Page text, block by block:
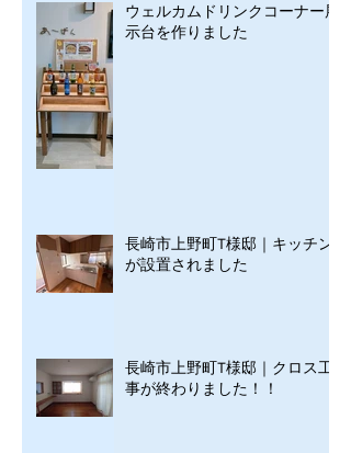
ウェルカムドリンクコーナー展
示台を作りました
長崎市上野町T様邸｜キッチン
が設置されました
長崎市上野町T様邸｜クロス工
事が終わりました！！